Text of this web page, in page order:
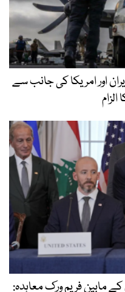
اور امریکا کی جانب سے
کے مابین فریم ورک معاہدہ: